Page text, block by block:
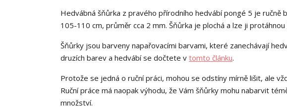
Hedvábná šňůrka z pravého přírodního hedvábí pongé 5 je
105-110 cm, průměr cca 2 mm. Šňůrka je plochá a lze ji
Šňůrky jsou barveny napařovacími barvami, které zanechávají
druzích barev a hedvábí se dočtete v tomto článku.
Protože se jedná o ruční práci, mohou se odstíny mírně lišit, ale
Ruční práce má naopak výhodu, že Vám šňůrky mohu nabarvit
množství.